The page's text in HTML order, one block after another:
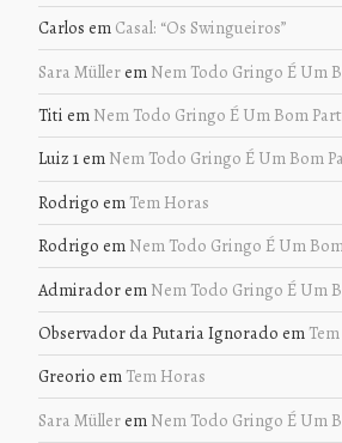
Carlos em Casal: “Os Swingueiros”
Sara Müllerem Nem Todo Gringo É Um
Titi em Nem Todo Gringo É Um Bom
Luiz 1em Nem Todo Gringo É Um Bom
Rodrigo em Tem Horas
Rodrigo em Nem Todo Gringo É Um
Admiradorem Nem Todo Gringo É Um
Observador da Putaria Ignorado em
Greorio em Tem Horas
Sara Müllerem Nem Todo Gringo É Um